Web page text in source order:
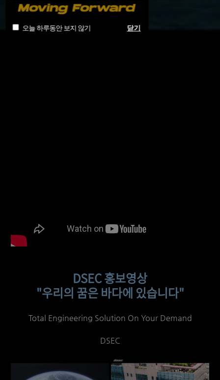
오늘 하루동안 보지 않기 닫기
DSEC 홍보영상
"우리의 꿈은 바다에 있습니다"
Total Engineering Solution On Your Demand
DSEC